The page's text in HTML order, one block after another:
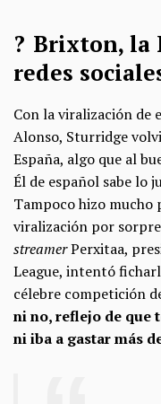
? Brixton, la
redes
Con la viralización de
Alonso, Sturridge
España, algo que al
Él de español sabe lo
Tampoco hizo mucho
viralización por
streamerPerxitaa,
League, intentó
célebre competición
ni no, reflejo de que
ni iba a gastar más